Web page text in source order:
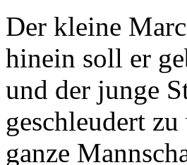
Der kleine
hinein soll er
und der junge
geschleudert
ganze